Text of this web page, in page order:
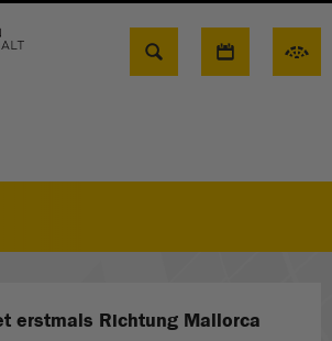
Suche
erstmals Richtung Mallorca